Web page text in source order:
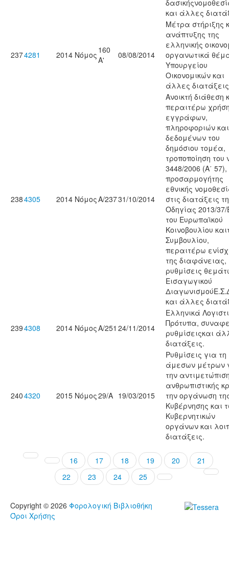
και άλλες
2374281 2014 Νόμος 160
Α'
08/08/2014
Μέτρα στήριξης
ανάπτυξης της
ελληνικής
οργανωτικά
Υπουργείου
Οικονομικών και
άλλες
2384305 2014 ΝόμοςΑ/23731/10/2014
Ανοικτή διάθεση
περαιτέρω
εγγράφων,
πληροφοριών και
δεδομένων του
δημόσιου τομέα,
τροποποίηση του
3448/2006 (Α΄ 57),
προσαρμογήτης
εθνικής
στις διατάξεις
Οδηγίας 2013/
του Ευρωπαϊκού
Κοινοβουλίου
Συμβουλίου,
περαιτέρω
της διαφάνειας,
ρυθμίσεις
Εισαγωγικού
και άλλες
2394308 2014 ΝόμοςΑ/251 24/11/2014
Eλληνικά
Πρότυπα,
ρυθμίσειςκαι
διατάξεις.
2404320 2015 Νόμος29/A 19/03/2015
Ρυθμίσεις για
άμεσων μέτρων
την
ανθρωπιστικής
την οργάνωση
Κυβέρνησης και
Κυβερνητικών
οργάνων και
διατάξεις.
16 17 18 19 20
21
22
23 24 25
Copyright © 2026 Φορολογική Βιβλιοθήκη
Όροι Χρήσης